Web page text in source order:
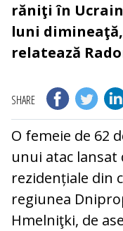
răniţi în
luni
relatează
SHARE
O femeie de 62
unui atac
rezidențiale din
regiunea
Hmelniţki, de